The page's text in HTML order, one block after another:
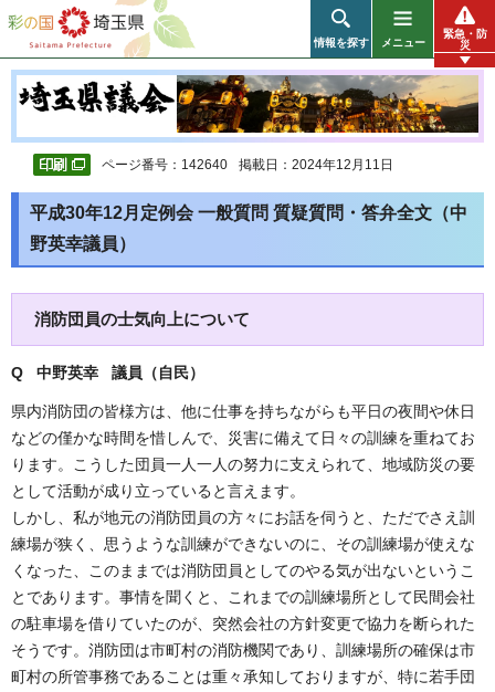
彩の国 埼玉県
情報を探す メニュー
緊急・防
災
ページ番号：142640 掲載日：2024年12月11日
平成30年12月定例会 一般質問 質疑質問・答弁全文（中
野英幸議員）
消防団員の士気向上について
Q 中野英幸 議員（自民）
県内消防団の皆様方は、他に仕事を持ちながらも平日の夜間や休日
などの僅かな時間を惜しんで、災害に備えて日々の訓練を重ねてお
ります。こうした団員一人一人の努力に支えられて、地域防災の要
として活動が成り立っていると言えます。
しかし、私が地元の消防団員の方々にお話を伺うと、ただでさえ訓
練場が狭く、思うような訓練ができないのに、その訓練場が使えな
くなった、このままでは消防団員としてのやる気が出ないというこ
とであります。事情を聞くと、これまでの訓練場所として民間会社
の駐車場を借りていたのが、突然会社の方針変更で協力を断られた
そうです。消防団は市町村の消防機関であり、訓練場所の確保は市
町村の所管事務であることは重々承知しておりますが、特に若手団